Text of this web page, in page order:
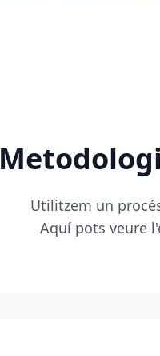
Utilitzem un
Aquí pots veure